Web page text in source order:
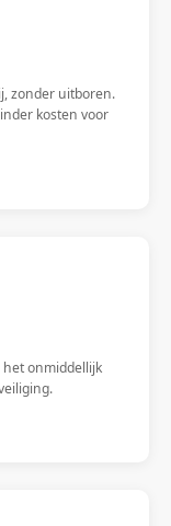
zonder uitboren.
kosten voor
het onmiddellijk